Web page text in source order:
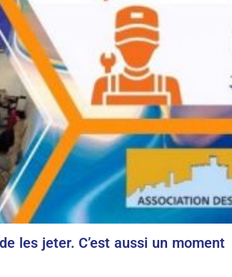
les jeter. C’est aussi un moment